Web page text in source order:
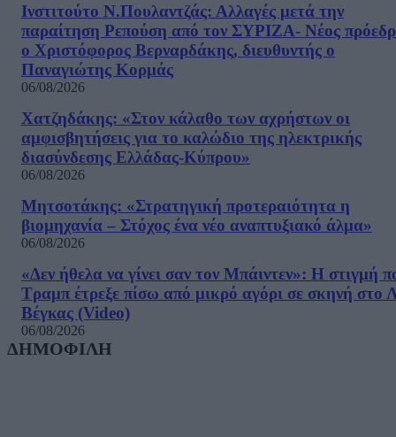
Ινστιτούτο Ν.Πουλαντζάς: Αλλαγές μετά την
παραίτηση Ρεπούση από τον ΣΥΡΙΖΑ- Νέος
ο Χριστόφορος Βερναρδάκης, διευθυντής ο
Παναγιώτης Κορμάς
06/08/2026
Χατζηδάκης: «Στον κάλαθο των αχρήστων οι
αμφισβητήσεις για το καλώδιο της ηλεκτρικής
διασύνδεσης Ελλάδας-Κύπρου»
06/08/2026
Μητσοτάκης: «Στρατηγική προτεραιότητα η
βιομηχανία – Στόχος ένα νέο αναπτυξιακό άλμα»
06/08/2026
«Δεν ήθελα να γίνει σαν τον Μπάιντεν»: Η στιγμή
Τραμπ έτρεξε πίσω από μικρό αγόρι σε σκηνή στο
Βέγκας (Video)
06/08/2026
ΔΗΜΟΦΙΛΗ